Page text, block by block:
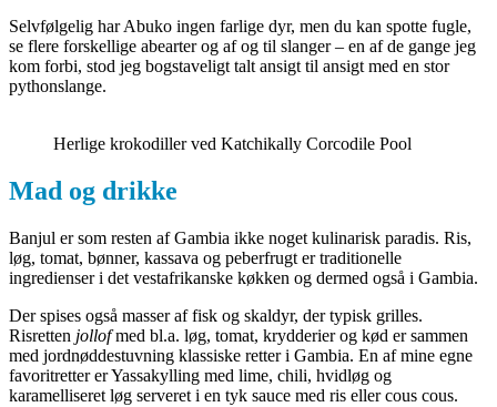
Selvfølgelig har Abuko ingen farlige dyr, men du kan spotte fugle,
se flere forskellige abearter og af og til slanger – en af de gange jeg
kom forbi, stod jeg bogstaveligt talt ansigt til ansigt med en stor
pythonslange.
Herlige krokodiller ved Katchikally Corcodile Pool
Mad og drikke
Banjul er som resten af Gambia ikke noget kulinarisk paradis. Ris,
løg, tomat, bønner, kassava og peberfrugt er traditionelle
ingredienser i det vestafrikanske køkken og dermed også i Gambia.
Der spises også masser af fisk og skaldyr, der typisk grilles.
Risretten jollofmed bl.a. løg, tomat, krydderier og kød er sammen
med jordnøddestuvning klassiske retter i Gambia. En af mine egne
favoritretter er Yassakylling med lime, chili, hvidløg og
karamelliseret løg serveret i en tyk sauce med ris eller cous cous.